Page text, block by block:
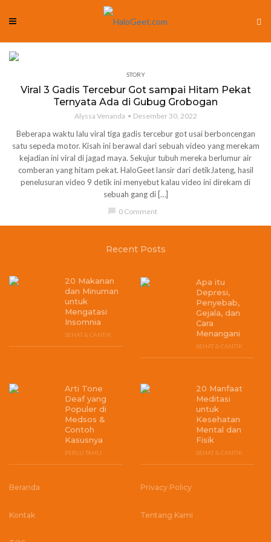
STORY
Viral 3 Gadis Tercebur Got sampai Hitam Pekat
Ternyata Ada di Gubug Grobogan
Alyssa Venanda Desember 30, 2022
Beberapa waktu lalu viral tiga gadis tercebur got usai berboncengan
satu sepeda motor. Kisah ini berawal dari sebuah video yang merekam
kejadian ini viral di jagad maya. Sekujur tubuh mereka berlumur air
comberan yang hitam pekat. HaloGeet lansir dari detikJateng, hasil
penelusuran video 9 detik ini menyebut kalau video ini direkam di
sebuah gang di […]
chat_bubble 0 Comment
Recent Posts
20 Makanan
dan Minuman
untuk
Mengatasi
Insomnia
SEHAT & CANTIK
Apa itu
Depresi,
Penyebab,
Gejala, dan
Cara
Menangani
SEHAT & CANTIK
Arti Tone
Deaf yang
Populer di
Medsos &
Contoh
Kasusnya
PERLU TAHU
20 Manfaat
Meditasi
untuk
Kesehatan
Mental dan
Fisik
SEHAT & CANTIK
Beranda Privacy Policy
Kontak Tentang Kami